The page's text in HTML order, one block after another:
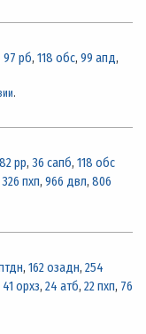
97 рб, 118 обс, 99 апд,
.
рр, 36 сапб, 118 обс
326 пхп, 966 двл, 806
, 162 озадн, 254
41 орхз, 24 атб, 22 пхп, 76